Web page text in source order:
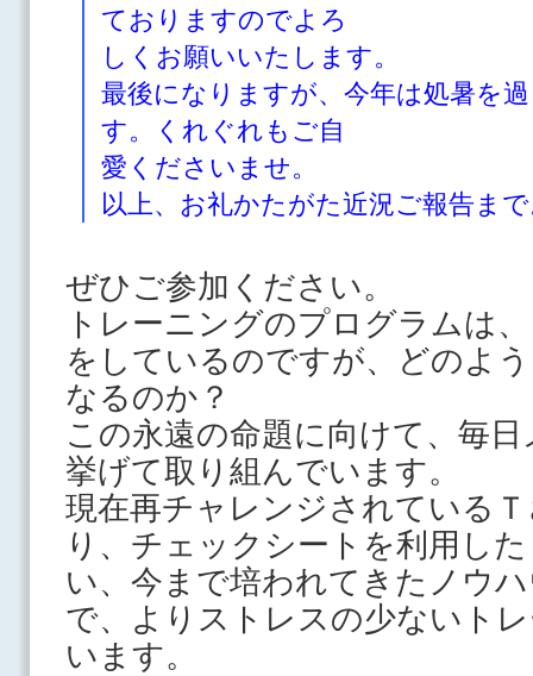
ておりますのでよろ
しくお願いいたします。
最後になりますが、今年は処暑を
す。くれぐれもご自
愛くださいませ。
以上、お礼かたがた近況ご報告ま
ぜひご参加ください。
トレーニングのプログラムは
をしているのですが、どのよ
なるのか？
この永遠の命題に向けて、毎
挙げて取り組んでいます。
現在再チャレンジされている
り、チェックシートを利用し
い、今まで培われてきたノウ
で、よりストレスの少ないト
います。